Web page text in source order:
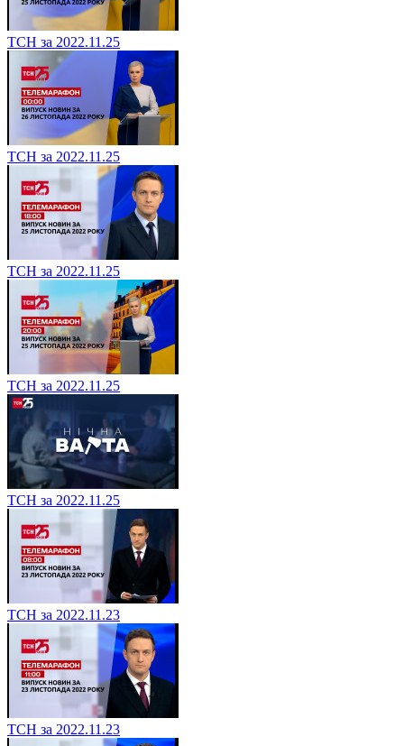
ТСН за 2022.11.25
ТСН за 2022.11.25
ТСН за 2022.11.25
ТСН за 2022.11.25
ТСН за 2022.11.25
ТСН за 2022.11.23
ТСН за 2022.11.23